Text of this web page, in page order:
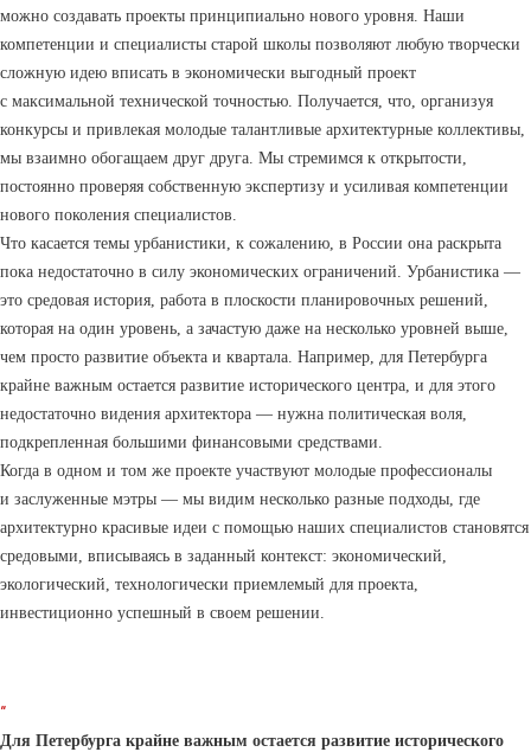
можно создавать проекты принципиально нового уровня. Наши
компетенции и специалисты старой школы позволяют любую творчески
сложную идею вписать в экономически выгодный проект
с максимальной технической точностью. Получается, что, организуя
конкурсы и привлекая молодые талантливые архитектурные коллективы,
мы взаимно обогащаем друг друга. Мы стремимся к открытости,
постоянно проверяя собственную экспертизу и усиливая компетенции
нового поколения специалистов.
Что касается темы урбанистики, к сожалению, в России она раскрыта
пока недостаточно в силу экономических ограничений. Урбанистика —
это средовая история, работа в плоскости планировочных решений,
которая на один уровень, а зачастую даже на несколько уровней выше,
чем просто развитие объекта и квартала. Например, для Петербурга
крайне важным остается развитие исторического центра, и для этого
недостаточно видения архитектора — нужна политическая воля,
подкрепленная большими финансовыми средствами.
Когда в одном и том же проекте участвуют молодые профессионалы
и заслуженные мэтры — мы видим несколько разные подходы, где
архитектурно красивые идеи с помощью наших специалистов становятся
средовыми, вписываясь в заданный контекст: экономический,
экологический, технологически приемлемый для проекта,
инвестиционно успешный в своем решении.
“
Для Петербурга крайне важным остается развитие исторического